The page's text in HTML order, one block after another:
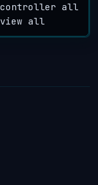
controller all
view all